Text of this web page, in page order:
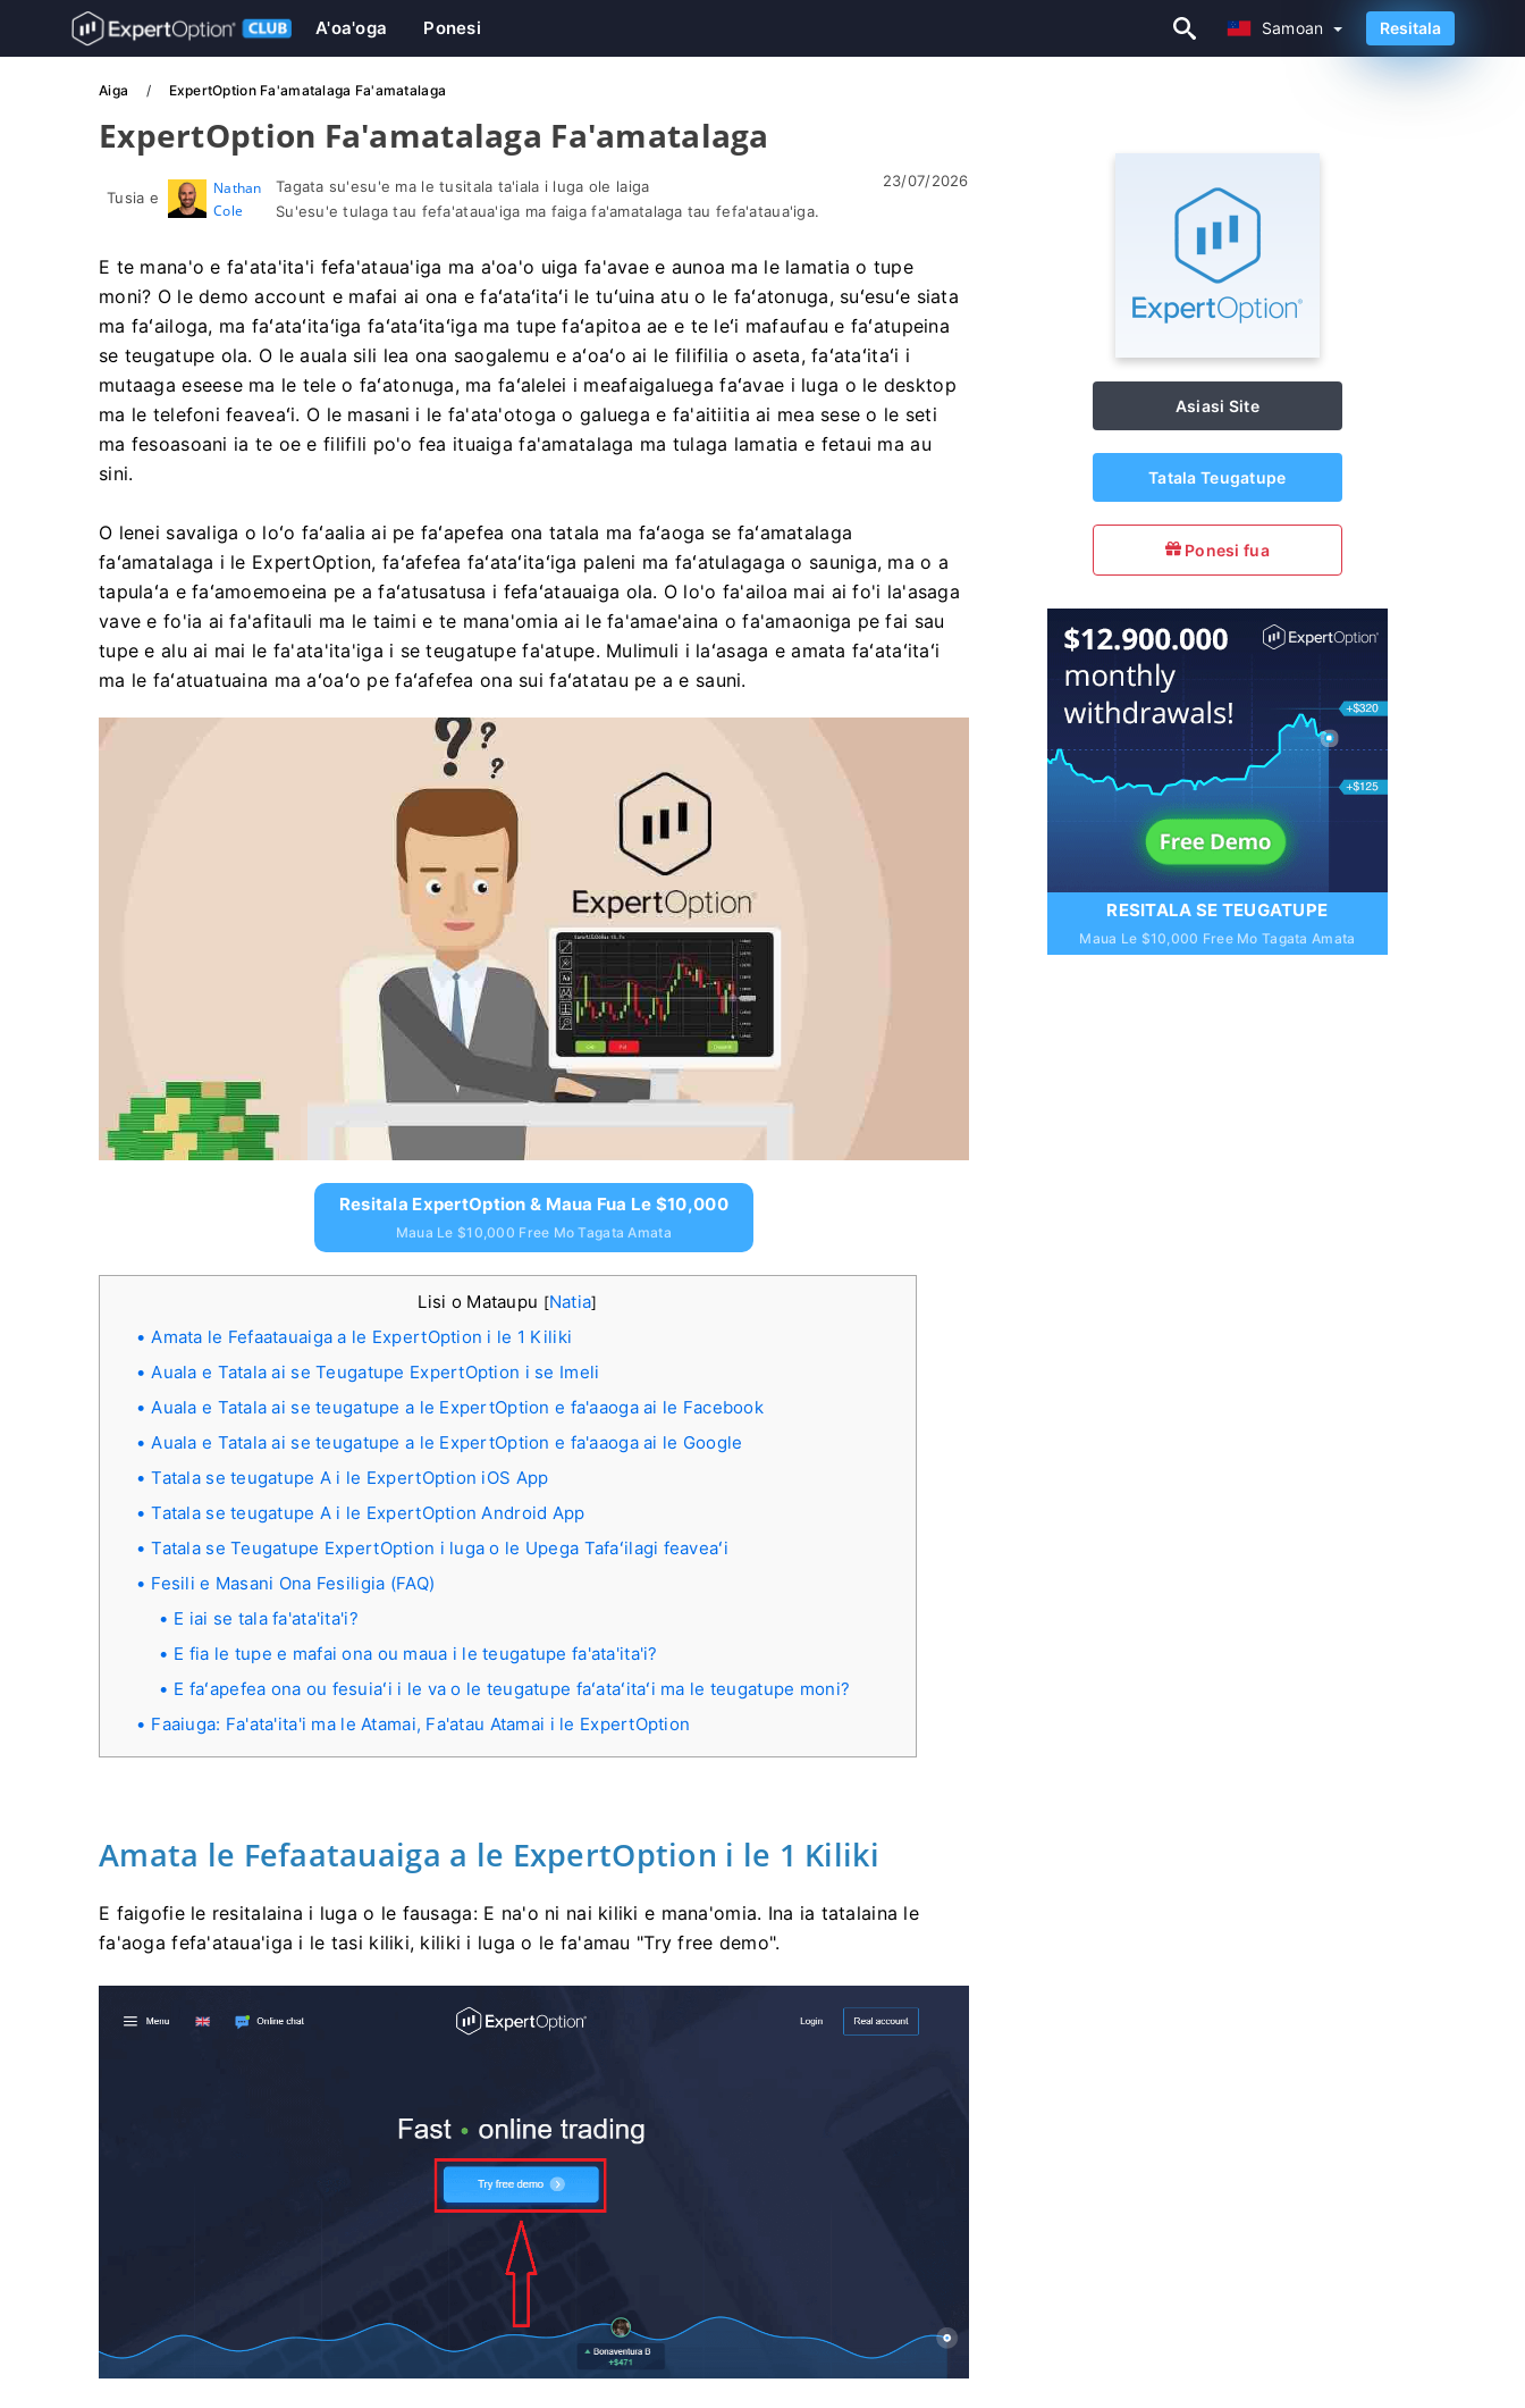
Samoan
A'oa'oga Ponesi Samoan Resitala
Aiga ExpertOption Fa'amatalaga Fa'amatalaga
ExpertOption Fa'amatalaga Fa'amatalaga
Tusia e
Nathan
Cole
Tagata su'esu'e ma le tusitala ta'iala i luga ole laiga
Su'esu'e tulaga tau fefa'ataua'iga ma faiga fa'amatalaga tau fefa'ataua'iga.
23/07/2026
E te mana'o e fa'ata'ita'i fefa'ataua'iga ma a'oa'o uiga fa'avae e aunoa ma le lamatia o tupe
moni? O le demo account e mafai ai ona e faʻataʻitaʻi le tuʻuina atu o le faʻatonuga, suʻesuʻe siata
ma faʻailoga, ma faʻataʻitaʻiga faʻataʻitaʻiga ma tupe faʻapitoa ae e te leʻi mafaufau e faʻatupeina
se teugatupe ola. O le auala sili lea ona saogalemu e aʻoaʻo ai le filifilia o aseta, faʻataʻitaʻi i
mutaaga eseese ma le tele o faʻatonuga, ma faʻalelei i meafaigaluega faʻavae i luga o le desktop
ma le telefoni feaveaʻi. O le masani i le fa'ata'otoga o galuega e fa'aitiitia ai mea sese o le seti
ma fesoasoani ia te oe e filifili po'o fea ituaiga fa'amatalaga ma tulaga lamatia e fetaui ma au
sini.
O lenei savaliga o loʻo faʻaalia ai pe faʻapefea ona tatala ma faʻaoga se faʻamatalaga
faʻamatalaga i le ExpertOption, faʻafefea faʻataʻitaʻiga paleni ma faʻatulagaga o sauniga, ma o a
tapulaʻa e faʻamoemoeina pe a faʻatusatusa i fefaʻatauaiga ola. O lo'o fa'ailoa mai ai fo'i la'asaga
vave e fo'ia ai fa'afitauli ma le taimi e te mana'omia ai le fa'amae'aina o fa'amaoniga pe fai sau
tupe e alu ai mai le fa'ata'ita'iga i se teugatupe fa'atupe. Mulimuli i laʻasaga e amata faʻataʻitaʻi
ma le faʻatuatuaina ma aʻoaʻo pe faʻafefea ona sui faʻatatau pe a e sauni.
Resitala ExpertOption & Maua Fua Le $10,000
Maua Le $10,000 Free Mo Tagata Amata
Lisi o Mataupu [Natia]
Amata le Fefaatauaiga a le ExpertOption i le 1 Kiliki
Auala e Tatala ai se Teugatupe ExpertOption i se Imeli
Auala e Tatala ai se teugatupe a le ExpertOption e fa'aaoga ai le Facebook
Auala e Tatala ai se teugatupe a le ExpertOption e fa'aaoga ai le Google
Tatala se teugatupe A i le ExpertOption iOS App
Tatala se teugatupe A i le ExpertOption Android App
Tatala se Teugatupe ExpertOption i luga o le Upega Tafaʻilagi feaveaʻi
Fesili e Masani Ona Fesiligia (FAQ)
E iai se tala fa'ata'ita'i?
E fia le tupe e mafai ona ou maua i le teugatupe fa'ata'ita'i?
E faʻapefea ona ou fesuiaʻi i le va o le teugatupe faʻataʻitaʻi ma le teugatupe moni?
Faaiuga: Fa'ata'ita'i ma le Atamai, Fa'atau Atamai i le ExpertOption
Amata le Fefaatauaiga a le ExpertOption i le 1 Kiliki
E faigofie le resitalaina i luga o le fausaga: E na'o ni nai kiliki e mana'omia. Ina ia tatalaina le
fa'aoga fefa'ataua'iga i le tasi kiliki, kiliki i luga o le fa'amau "Try free demo".
Asiasi Site
Tatala Teugatupe
Ponesi fua
RESITALA SE TEUGATUPE
Maua Le $10,000 Free Mo Tagata Amata